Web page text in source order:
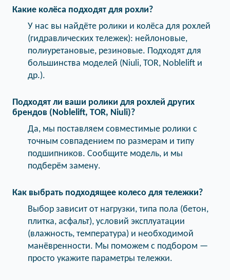
Какие колёса подходят для рохли?
У нас вы найдёте ролики и колёса для рохлей
(гидравлических тележек): нейлоновые,
полиуретановые, резиновые. Подходят для
большинства моделей (Niuli, TOR, Noblelift и
др.).
Подходят ли ваши ролики для рохлей других
брендов (Noblelift, TOR, Niuli)?
Да, мы поставляем совместимые ролики с
точным совпадением по размерам и типу
подшипников. Сообщите модель, и мы
подберём замену.
Как выбрать подходящее колесо для тележки?
Выбор зависит от нагрузки, типа пола (бетон,
плитка, асфальт), условий эксплуатации
(влажность, температура) и необходимой
манёвренности. Мы поможем с подбором —
просто укажите параметры тележки.